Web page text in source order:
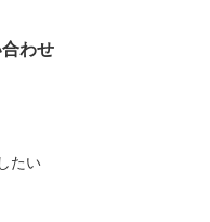
わせ
たい